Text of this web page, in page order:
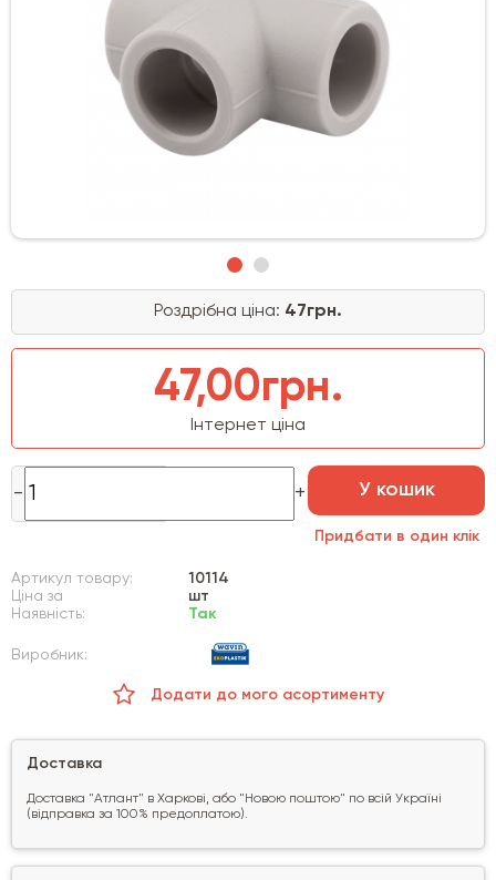
Роздрібна ціна: 47грн.
47,00грн.
Інтернет ціна
У кошик
Придбати в один клік
Артикул товару:
10114
Ціна за
шт
Наявність:
Так
Виробник:
Додати до мого асортименту
Доставка
Доставка "Атлант" в Харкові, або "Новою поштою" по всій Україні
(відправка за 100% предоплатою).